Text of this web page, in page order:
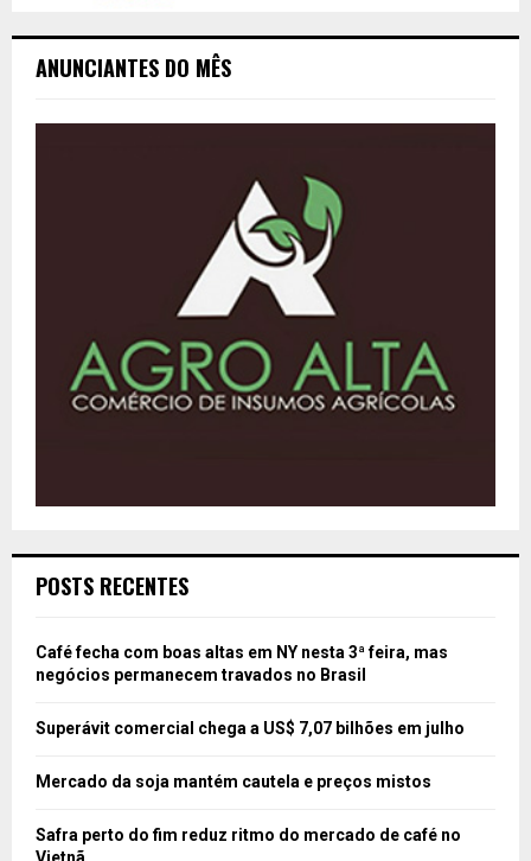
ANUNCIANTES DO MÊS
POSTS RECENTES
Café fecha com boas altas em NY nesta 3ª feira, mas
negócios permanecem travados no Brasil
Superávit comercial chega a US$ 7,07 bilhões em julho
Mercado da soja mantém cautela e preços mistos
Safra perto do fim reduz ritmo do mercado de café no